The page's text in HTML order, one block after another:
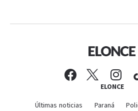
ELONCE
Últimas noticias Paraná